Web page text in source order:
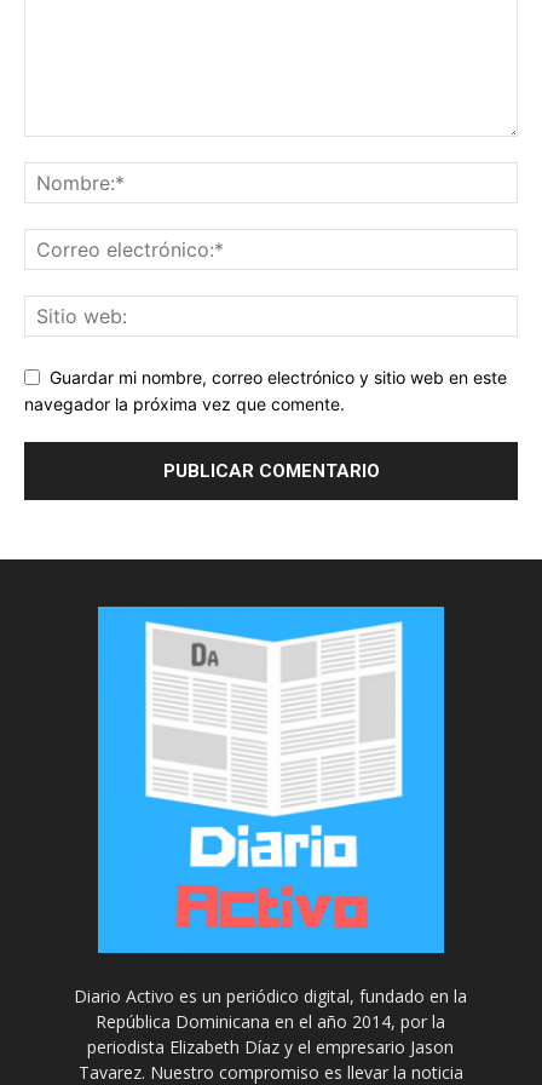
Guardar mi nombre, correo electrónico y sitio web en este
navegador la próxima vez que comente.
Diario Activo es un periódico digital, fundado en la
República Dominicana en el año 2014, por la
periodista Elizabeth Díaz y el empresario Jason
Tavarez. Nuestro compromiso es llevar la noticia